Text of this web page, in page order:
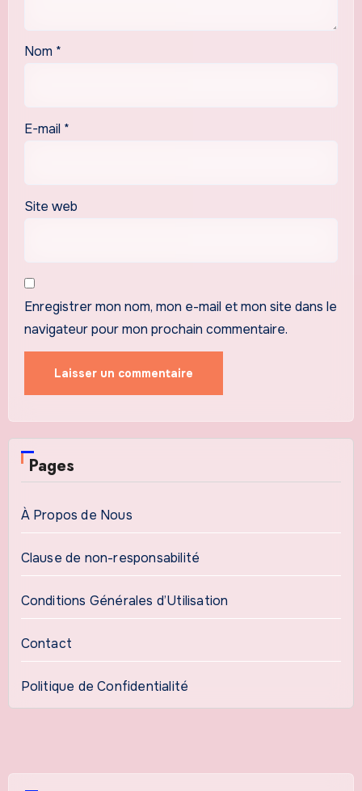
Nom *
E-mail *
Site web
Enregistrer mon nom, mon e-mail et mon site dans le
navigateur pour mon prochain commentaire.
Pages
À Propos de Nous
Clause de non-responsabilité
Conditions Générales d’Utilisation
Contact
Politique de Confidentialité